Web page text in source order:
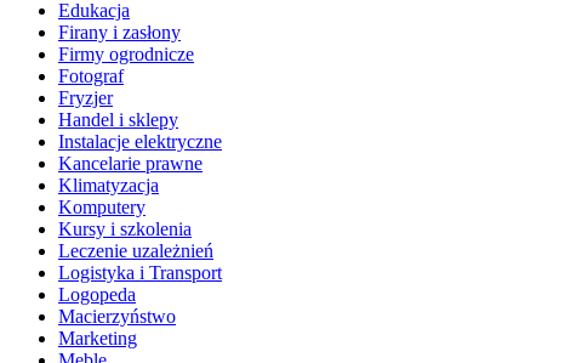
Edukacja
Firany i zasłony
Firmy ogrodnicze
Fotograf
Fryzjer
Handel i sklepy
Instalacje elektryczne
Kancelarie prawne
Klimatyzacja
Komputery
Kursy i szkolenia
Leczenie uzależnień
Logistyka i Transport
Logopeda
Macierzyństwo
Marketing